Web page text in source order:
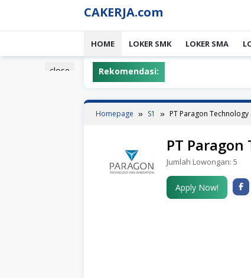
content
CAKERJA.com
HOME LOKER SMK LOKER SMA
close Rekomendasi:
Homepage S1 PT Paragon
PT
Jumlah Lowongan: 5
Apply Now!